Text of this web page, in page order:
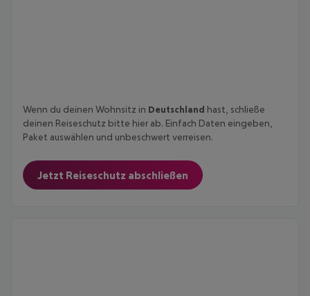
Wenn du deinen Wohnsitz in Deutschland hast, schließe
deinen Reiseschutz bitte hier ab. Einfach Daten eingeben,
Paket auswählen und unbeschwert verreisen.
Jetzt Reiseschutz abschließen